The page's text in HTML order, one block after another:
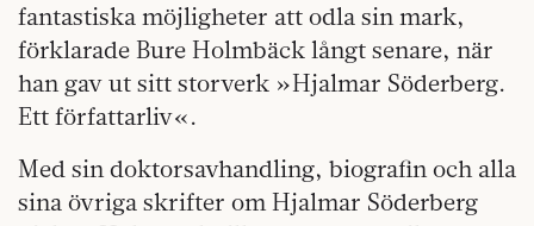
fantastiska möjligheter att odla sin mark,
förklarade Bure Holmbäck långt senare, när
han gav ut sitt storverk »Hjalmar Söderberg.
Ett författarliv«.
Med sin doktorsavhandling, biografin och alla
sina övriga skrifter om Hjalmar Söderberg